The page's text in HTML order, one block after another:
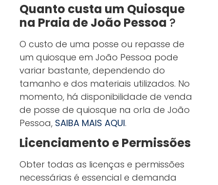
Quanto custa um Quiosque
na Praia de João Pessoa ?
O custo de uma posse ou repasse de
um quiosque em João Pessoa pode
variar bastante, dependendo do
tamanho e dos materiais utilizados. No
momento, há disponibilidade de venda
de posse de quiosque na orla de João
Pessoa, SAIBA MAIS AQUI.
Licenciamento e Permissões
Obter todas as licenças e permissões
necessárias é essencial e demanda